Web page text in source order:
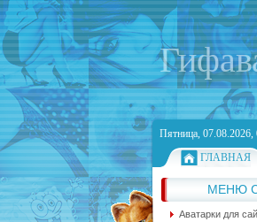
Пятница, 07.08.2026,
ГЛАВНАЯ
МЕНЮ
Аватарки для